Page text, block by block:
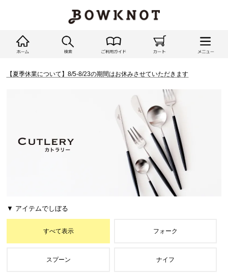
【夏季休業について】8/5-8/23の期間はお休みさせていただきます
▼ アイテムでしぼる
すべて表示 フォーク
スプーン ナイフ